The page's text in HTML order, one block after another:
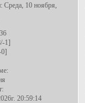
: Среда, 10 ноября,
1]
20:59:14